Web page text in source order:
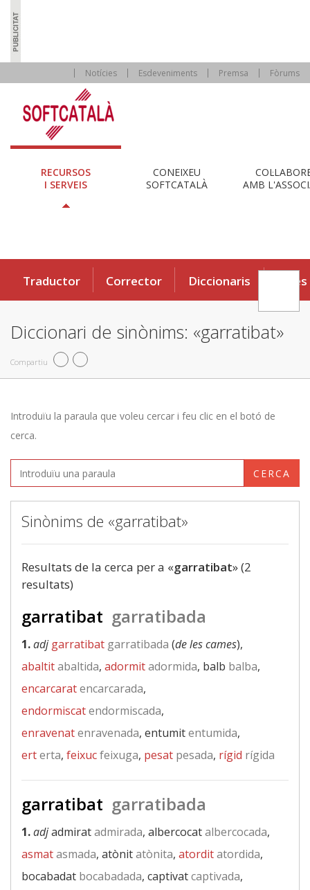
Notícies Esdeveniments Premsa Fòrums
RECURSOS
I SERVEIS
CONEIXEU
SOFTCATALÀ
AMB
Traductor Corrector Diccionaris Eines
Diccionari de sinònims: «garratibat»
Compartiu
Introduïu la paraula que voleu cercar i feu clic en el botó de
cerca.
CERCA
Sinònims de «garratibat»
Resultats de la cerca per a «garratibat» (2
resultats)
garratibat garratibada
1.adj garratibat garratibada (de les cames),
abaltitabaltida, adormitadormida, balb balba,
encarcaratencarcarada,
endormiscatendormiscada,
enravenatenravenada, entumitentumida,
erterta, feixucfeixuga, pesat pesada, rígid rígida
garratibat garratibada
1.adjadmiratadmirada, albercocatalbercocada,
asmatasmada, atònitatònita, atorditatordida,
bocabadat bocabadada, captivatcaptivada,